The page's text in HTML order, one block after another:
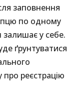
заповнення
по одному
у себе.
ґрунтуватися
реєстрацію